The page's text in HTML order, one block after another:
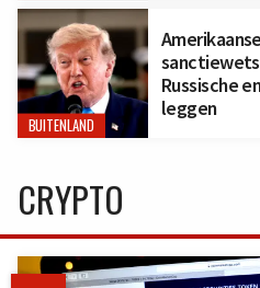
BUITENLAND
Russische
leggen
CRYPTO